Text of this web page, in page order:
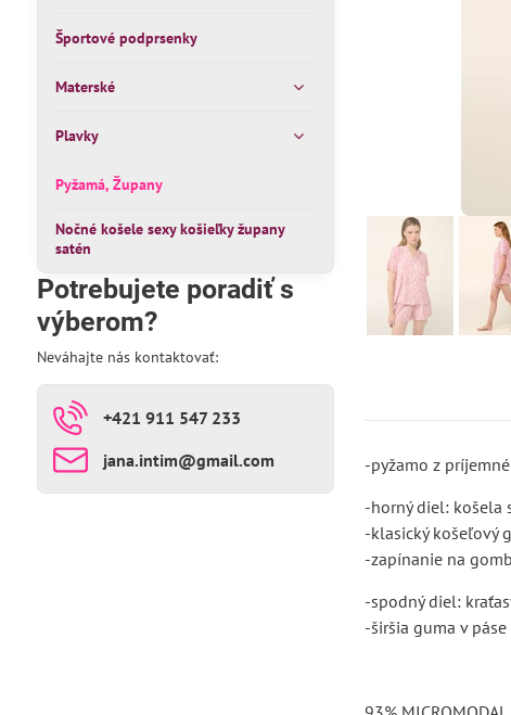
-pyžamo z
-horný diel: košela
-klasický košeľový
-zapínanie na
-spodný diel:
-širšia guma v
Športové podprsenky
Materské
Plavky
Pyžamá, Župany
Nočné košele sexy košieľky župany
satén
Potrebujete poradiť s
výberom?
Neváhajte nás kontaktovať:
+421 911 547 233
jana​.intim​@gmail​.com